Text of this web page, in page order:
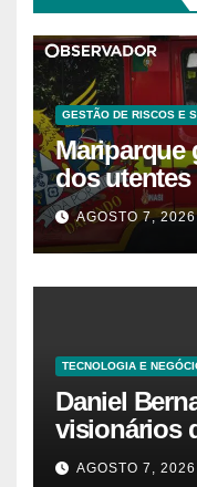
GESTÃO DE RISCOS E
Mariparque
dos utentes
Observador
AGOSTO 7,
TECNOLOGIA E
Daniel
visionários
80 anos –
AGOSTO 7, 2026